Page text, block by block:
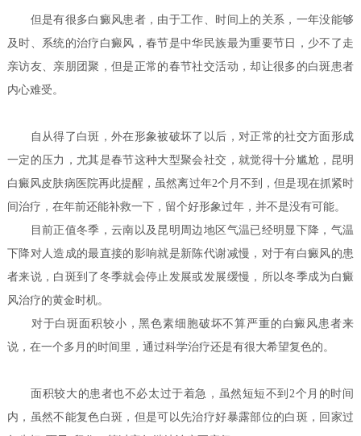
但是有很多白癜风患者，由于工作、时间上的关系，一年没能够
及时、系统的治疗白癜风，春节是中华民族最为重要节日，少不了走
亲访友、亲朋团聚，但是正常的春节社交活动，却让很多的白斑患者
内心难受。
自从得了白斑，外在形象被破坏了以后，对正常的社交方面形成
一定的压力，尤其是春节这种大型聚会社交，就觉得十分尴尬，昆明
白癜风皮肤病医院再此提醒，虽然离过年2个月不到，但是现在抓紧时
间治疗，在年前还能补救一下，留个好形象过年，并不是没有可能。
目前正值冬季，云南以及昆明周边地区气温已经明显下降，气温
下降对人造成的最直接的影响就是新陈代谢减慢，对于有白癜风的患
者来说，白斑到了冬季就会停止发展或发展缓慢，所以冬季成为白癜
风治疗的黄金时机。
对于白斑面积较小，黑色素细胞破坏不算严重的白癜风患者来
说，在一个多月的时间里，通过科学治疗还是有很大希望复色的。
面积较大的患者也不必太过于着急，虽然短短不到2个月的时间
内，虽然不能复色白斑，但是可以先治疗好暴露部位的白斑，回家过